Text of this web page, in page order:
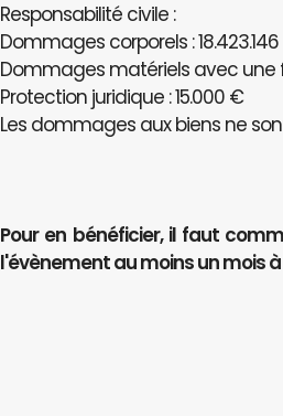
Responsabilité civile :
Dommages corporels :
Dommages matériels avec une
Protection juridique : 15.000 €
Les dommages aux biens ne
Pour en bénéficier, il faut
l'évènement au moins un mois